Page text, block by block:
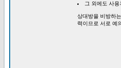
그 외에도 사
상대방을 비방하
력이므로 서로 예